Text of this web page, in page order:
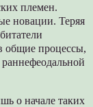
племен.
новации. Теряя
общие процессы,
о начале таких